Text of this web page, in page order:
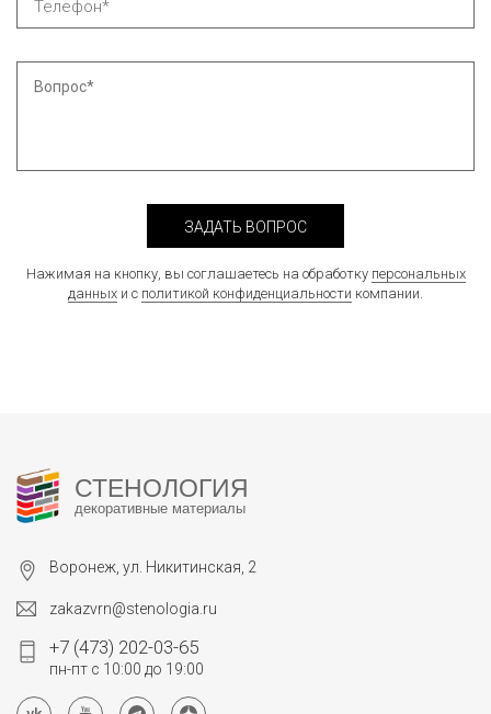
ЗАДАТЬ ВОПРОС
Нажимая на кнопку, вы соглашаетесь на обработку персональных
данных и с политикой конфиденциальности компании.
СТЕНОЛОГИЯ
декоративные материалы
Воронеж, ул. Никитинская, 2
zakazvrn@stenologia.ru
+7 (473) 202-03-65
пн-пт с 10:00 до 19:00